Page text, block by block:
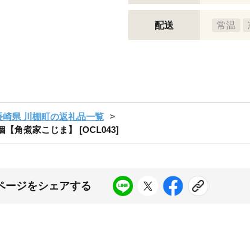
配送 常温
崎県 川棚町の返礼品一覧
【角煮家こじま】 [OCL043]
ージをシェアする